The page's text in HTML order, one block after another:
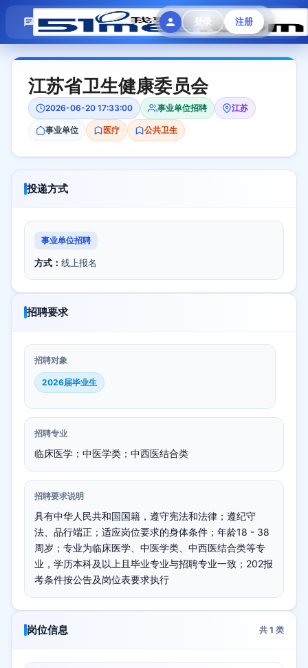
登录 注册
模拟面试 题目大全 招聘中心 会员专区
江苏省卫生健康委员会
2026-06-20 17:33:00 事业单位招聘 江苏
事业单位 医疗 公共卫生
投递方式
事业单位招聘
方式： 线上报名
招聘要求
招聘对象
2026届毕业生
招聘专业
临床医学；中医学类；中西医结合类
招聘要求说明
具有中华人民共和国国籍，遵守宪法和法律；遵纪守
法、品行端正；适应岗位要求的身体条件；年龄18 - 38
周岁；专业为临床医学、中医学类、中西医结合类等专
业，学历本科及以上且毕业专业与招聘专业一致；202报
考条件按公告及岗位表要求执行
岗位信息 共 1 类